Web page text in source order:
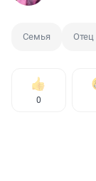
Семья Отец
0